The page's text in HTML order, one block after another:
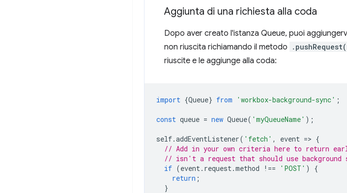
Aggiunta di una richiesta alla coda
Dopo aver creato l'istanza Queue, puoi
non riuscita richiamando il metodo
riuscite e le aggiunge alla coda:
import {Queue} from 'workbox-background-sync' ;
const queue = new Queue( 'myQueueName' );
self.addEventListener( 'fetch' , event => {
// Add in your own criteria here to return
// isn't a request that should use background
if (event. request.method !== 'POST' )
{
return ;
}